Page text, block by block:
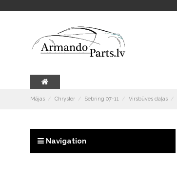
Mājas Chrysler Sebring 07-11 Virsbūves daļas
Navigation